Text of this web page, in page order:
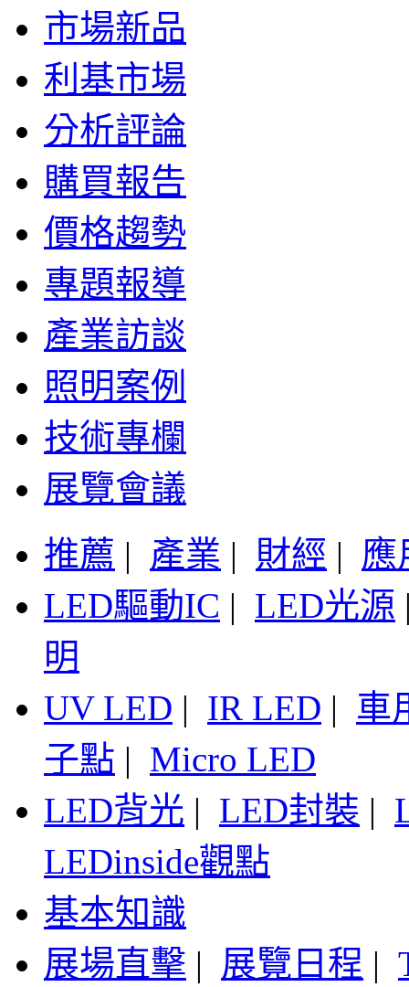
市場新品
利基市場
分析評論
購買報告
價格趨勢
專題報導
產業訪談
照明案例
技術專欄
展覽會議
推薦 | 產業 | 財經 | 應
LED驅動IC | LED光源
明
UV LED | IR LED | 車
子點 | Micro LED
LED背光 | LED封裝 |
LEDinside觀點
基本知識
展場直擊 | 展覽日程 |